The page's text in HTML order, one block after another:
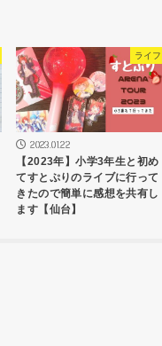
ライフ
2023.01.22
【2023年】小学3年生と初め
てすとぷりのライブに行って
きたので簡単に感想を共有し
ます【仙台】